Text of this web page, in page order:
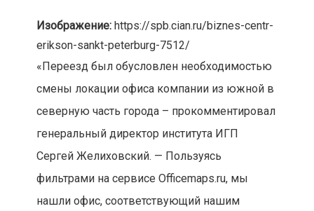
Изображение: https://spb.cian.ru/biznes-centr-
erikson-sankt-peterburg-7512/
«Переезд был обусловлен необходимостью
смены локации офиса компании из южной в
северную часть города – прокомментировал
генеральный директор института ИГП
Сергей Желиховский. — Пользуясь
фильтрами на сервисе Officemaps.ru, мы
нашли офис, соответствующий нашим